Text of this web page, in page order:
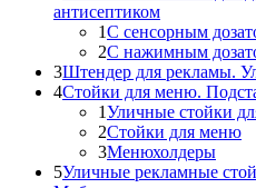
антисептиком
1С сенсорным
2С нажимным
3Штендер для рекламы.
4Стойки для меню.
1Уличные стойки
2Стойки для меню
3Менюхолдеры
5Уличные рекламные